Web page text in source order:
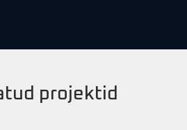
projektid